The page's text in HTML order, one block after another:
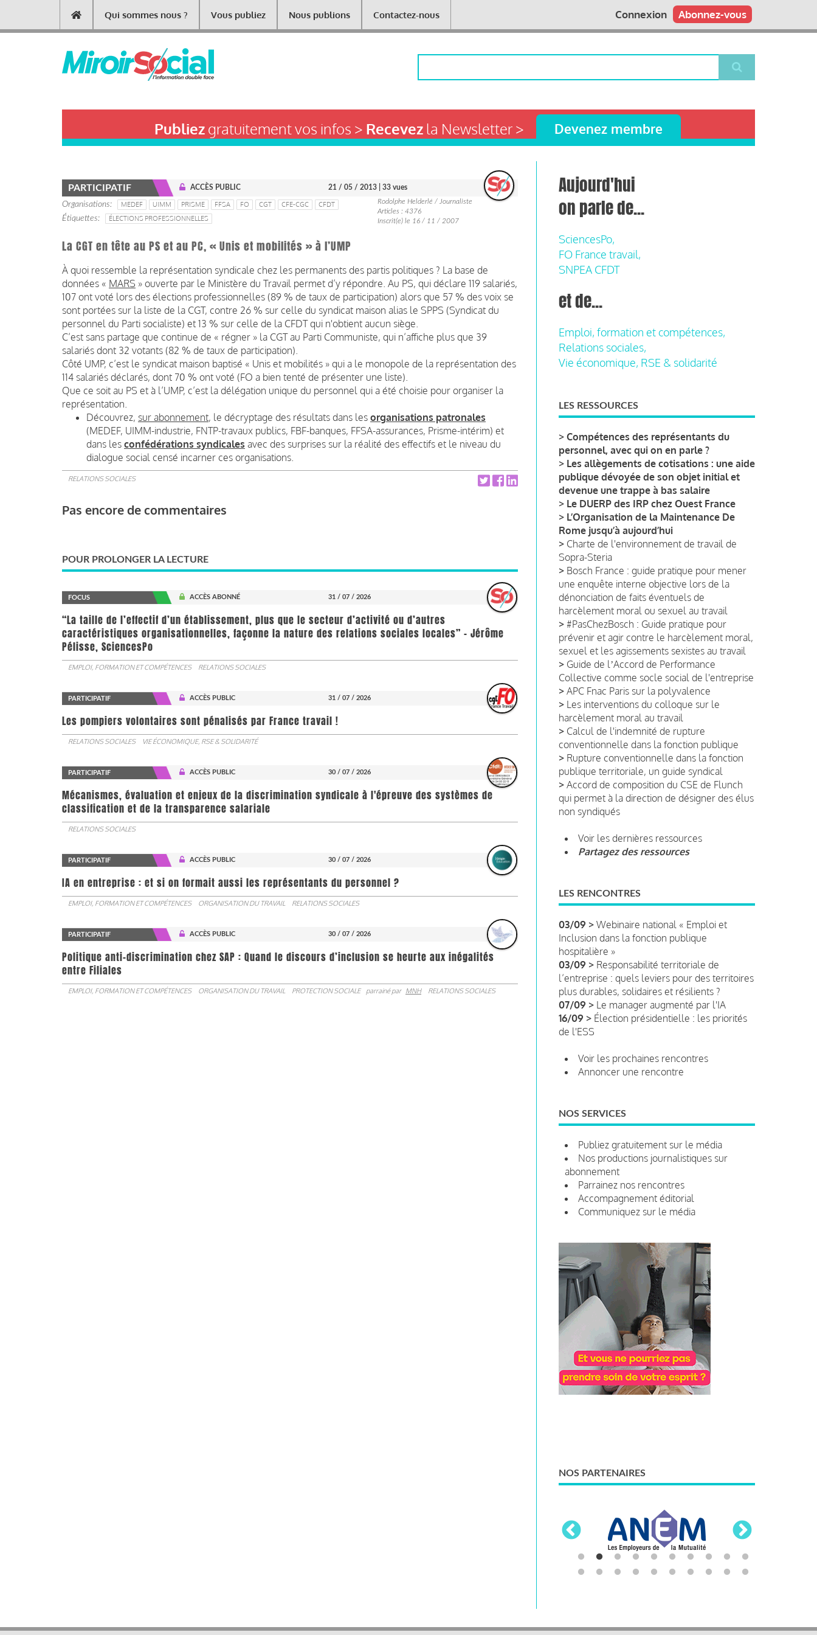
contenu
Main
navigation
Qui sommes nous ? Vous publiez Nous publions Contactez-nous Abonnez-vous
Connexion
Publiezgratuitement vos infos > Recevezla Newsletter > Devenez membre
PARTICIPATIF ACCÈS PUBLIC 21 / 05 / 2013 | 33 vues
Organisations MEDEF UIMM PRISME FFSA FO CGT CFE-CGC
CFDT
Étiquettes
ÉLECTIONS PROFESSIONNELLES
Rodolphe Helderlé / Journaliste
Articles : 4376
Inscrit(e) le 16 / 11 / 2007
La CGT en tête au PS et au PC, « Unis et mobilités » à l’UMP
À quoi ressemble la représentation syndicale chez les permanents des partis politiques ? La base de
données « MARS » ouverte par le Ministère du Travail permet d’y répondre. Au PS, qui déclare 119 salariés,
107 ont voté lors des élections professionnelles (89 % de taux de participation) alors que 57 % des voix se
sont portées sur la liste de la CGT, contre 26 % sur celle du syndicat maison alias le SPPS (Syndicat du
personnel du Parti socialiste) et 13 % sur celle de la CFDT qui n'obtient aucun siège.
C’est sans partage que continue de « régner » la CGT au Parti Communiste, qui n’affiche plus que 39
salariés dont 32 votants (82 % de taux de participation).
Côté UMP, c’est le syndicat maison baptisé « Unis et mobilités » qui a le monopole de la représentation des
114 salariés déclarés, dont 70 % ont voté (FO a bien tenté de présenter une liste).
Que ce soit au PS et à l’UMP, c’est la délégation unique du personnel qui a été choisie pour organiser la
représentation.
Découvrez, sur abonnement, le décryptage des résultats dans les organisations patronales
(MEDEF, UIMM-industrie, FNTP-travaux publics, FBF-banques, FFSA-assurances, Prisme-intérim) et
dans les confédérations syndicales avec des surprises sur la réalité des effectifs et le niveau du
dialogue social censé incarner ces organisations.
RELATIONS SOCIALES
Pas encore de commentaires
POUR PROLONGER LA LECTURE
FOCUS ACCÈS ABONNÉ 31 / 07 / 2026
“La taille de l’effectif d’un établissement, plus que le secteur d’activité ou d’autres
caractéristiques organisationnelles, façonne la nature des relations sociales locales” - Jérôme
Pélisse, SciencesPo
EMPLOI, FORMATION ET COMPÉTENCES RELATIONS SOCIALES
PARTICIPATIF ACCÈS PUBLIC 31 / 07 / 2026
Les pompiers volontaires sont pénalisés par France travail !
RELATIONS SOCIALES VIE ÉCONOMIQUE, RSE & SOLIDARITÉ
PARTICIPATIF ACCÈS PUBLIC 30 / 07 / 2026
Mécanismes, évaluation et enjeux de la discrimination syndicale à l'épreuve des systèmes de
classification et de la transparence salariale
RELATIONS SOCIALES
PARTICIPATIF ACCÈS PUBLIC 30 / 07 / 2026
IA en entreprise : et si on formait aussi les représentants du personnel ?
EMPLOI, FORMATION ET COMPÉTENCES ORGANISATION DU TRAVAIL RELATIONS SOCIALES
PARTICIPATIF ACCÈS PUBLIC 30 / 07 / 2026
Politique anti-discrimination chez SAP : Quand le discours d’inclusion se heurte aux inégalités
entre Filiales
EMPLOI, FORMATION ET COMPÉTENCES ORGANISATION DU TRAVAIL PROTECTION SOCIALE parrainé par MNH RELATIONS SOCIALES
Aujourd'hui
on parle de...
SciencesPo,
FO France travail,
SNPEA CFDT
et de...
Emploi, formation et compétences,
Relations sociales,
Vie économique, RSE & solidarité
LES RESSOURCES
> Compétences des représentants du
personnel, avec qui on en parle ?
> Les allègements de cotisations : une aide
publique dévoyée de son objet initial et
devenue une trappe à bas salaire
> Le DUERP des IRP chez Ouest France
> L’Organisation de la Maintenance De
Rome jusqu’à aujourd’hui
> Charte de l'environnement de travail de
Sopra-Steria
> Bosch France : guide pratique pour mener
une enquête interne objective lors de la
dénonciation de faits éventuels de
harcèlement moral ou sexuel au travail
> #PasChezBosch : Guide pratique pour
prévenir et agir contre le harcèlement moral,
sexuel et les agissements sexistes au travail
> Guide de lʼAccord de Performance
Collective comme socle social de l'entreprise
> APC Fnac Paris sur la polyvalence
> Les interventions du colloque sur le
harcèlement moral au travail
> Calcul de l'indemnité de rupture
conventionnelle dans la fonction publique
> Rupture conventionnelle dans la fonction
publique territoriale, un guide syndical
> Accord de composition du CSE de Flunch
qui permet à la direction de désigner des élus
non syndiqués
Voir les dernières ressources
Partagez des ressources
LES RENCONTRES
03/09 > Webinaire national « Emploi et
Inclusion dans la fonction publique
hospitalière »
03/09 > Responsabilité territoriale de
l’entreprise : quels leviers pour des territoires
plus durables, solidaires et résilients ?
07/09 > Le manager augmenté par l'IA
16/09 > Élection présidentielle : les priorités
de l'ESS
Voir les prochaines rencontres
Annoncer une rencontre
NOS SERVICES
Publiez gratuitement sur le média
Nos productions journalistiques sur
abonnement
Parrainez nos rencontres
Accompagnement éditorial
Communiquez sur le média
NOS PARTENAIRES